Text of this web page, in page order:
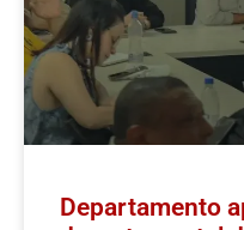
Departamento